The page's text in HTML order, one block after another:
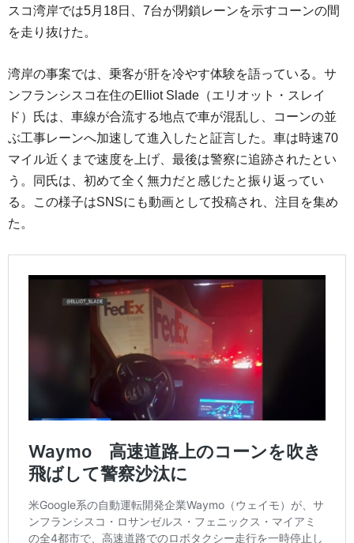
スコ湾岸では5月18日、7台が閉鎖レーンを示すコーンの間
を走り抜けた。
湾岸の事案では、乗客が肝を冷やす体験を語っている。サ
ンフランシスコ在住のElliot Slade（エリオット・スレイ
ド）氏は、車線が合流する地点で車が混乱し、コーンの並
ぶ工事レーンへ加速して進入したと証言した。車は時速70
マイル近くまで速度を上げ、最後は警察に追跡されたとい
う。同氏は、初めて全く無力だと感じたと振り返ってい
る。この様子はSNSにも動画として投稿され、注目を集め
た。